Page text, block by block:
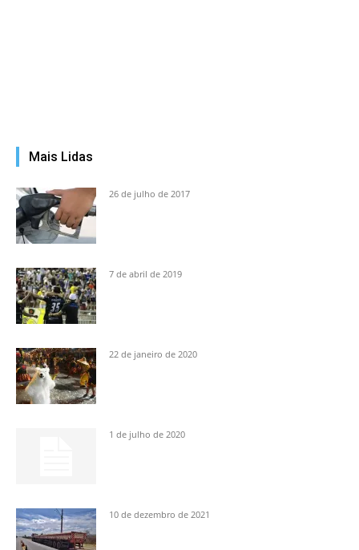
Mais Lidas
26 de julho de 2017
7 de abril de 2019
22 de janeiro de 2020
1 de julho de 2020
10 de dezembro de 2021